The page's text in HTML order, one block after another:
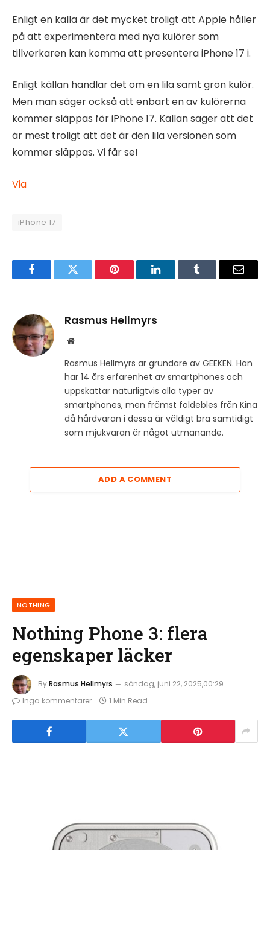
Enligt en källa är det mycket troligt att Apple håller
på att experimentera med nya kulörer som
tillverkaren kan komma att presentera iPhone 17 i.
Enligt källan handlar det om en lila samt grön kulör.
Men man säger också att enbart en av kulörerna
kommer släppas för iPhone 17. Källan säger att det
är mest troligt att det är den lila versionen som
kommer släppas. Vi får se!
Via
iPhone 17
FacebookTwitter Pinterest LinkedInTumblr Email
Rasmus Hellmyrs
Website
Rasmus Hellmyrs är grundare av GEEKEN. Han
har 14 års erfarenhet av smartphones och
uppskattar naturligtvis alla typer av
smartphones, men främst foldebles från Kina
då hårdvaran i dessa är väldigt bra samtidigt
som mjukvaran är något utmanande.
ADD A COMMENT
NOTHING
Nothing Phone 3: flera
egenskaper läcker
ByRasmus Hellmyrs
söndag, juni 22, 2025,00:29
Inga kommentarer
1 Min Read